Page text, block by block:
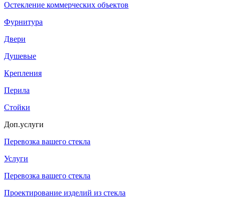
Остекление коммерческих объектов
Фурнитура
Двери
Душевые
Крепления
Перила
Стойки
Доп.услуги
Перевозка вашего стекла
Услуги
Перевозка вашего стекла
Проектирование изделий из стекла